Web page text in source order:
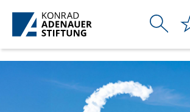
Skip to Main Content